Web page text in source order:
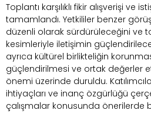
Toplantı karşılıklı fikir alışverişi ve
tamamlandı. Yetkililer benzer
düzenli olarak sürdürüleceğini ve
kesimleriyle iletişimin
ayrıca kültürel birlikteliğin
güçlendirilmesi ve ortak değerler
önemi üzerinde duruldu.
ihtiyaçları ve inanç özgürlüğü
çalışmalar konusunda önerilerde